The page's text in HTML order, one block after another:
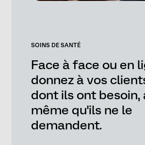
SOINS DE SANTÉ
Face à face ou en
donnez à vos
dont ils ont besoin,
même qu'ils ne le
demandent.